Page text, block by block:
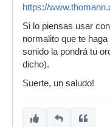
https://
Si lo piensas usar
normalito que te
sonido la pondrá tu
dicho).
Suerte, un saludo!